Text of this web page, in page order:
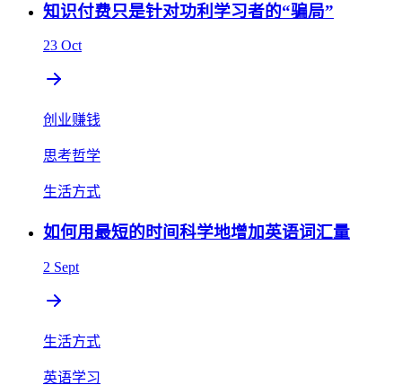
知识付费只是针对功利学习者的“骗局”
23 Oct
创业赚钱
思考哲学
生活方式
如何用最短的时间科学地增加英语词汇量
2 Sept
生活方式
英语学习